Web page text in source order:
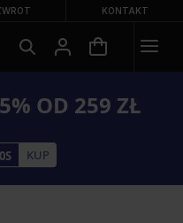
KONTAKT
OD 259 ZŁ
S KUP